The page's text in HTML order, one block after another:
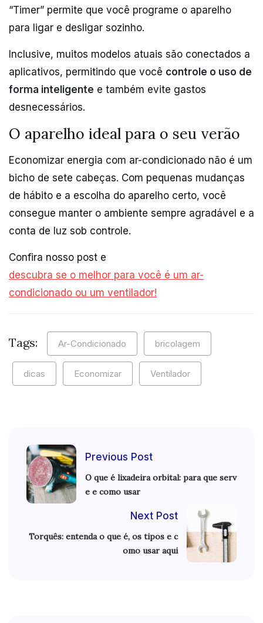
“Timer” permite que você programe o aparelho
para ligar e desligar sozinho.
Inclusive, muitos modelos atuais são conectados a
aplicativos, permitindo que você controle o uso de
forma inteligente e também evite gastos
desnecessários.
O aparelho ideal para o seu verão
Economizar energia com ar-condicionado não é um
bicho de sete cabeças. Com pequenas mudanças
de hábito e a escolha do aparelho certo, você
consegue manter o ambiente sempre agradável e a
conta de luz sob controle.
Confira nosso post e
descubra se o melhor para você é um ar-
condicionado ou um ventilador!
Tags: Ar-Condicionado bricolagem
dicas Economizar Ventilador
Previous Post
O que é lixadeira orbital: para que serv
e e como usar
Next Post
Torquês: entenda o que é, os tipos e c
omo usar aqui